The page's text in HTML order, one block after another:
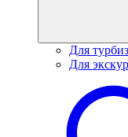
Для
Для